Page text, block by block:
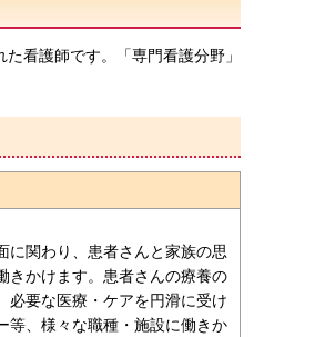
看護師です。「専門看護分野」
に関わり、患者さんと家族の思
きかけます。患者さんの療養の
必要な医療・ケアを円滑に受け
等、様々な職種・施設に働きか